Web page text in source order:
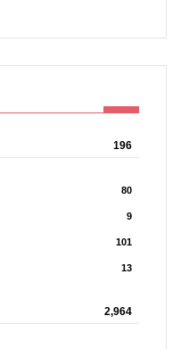
196
80
9
101
13
2,964